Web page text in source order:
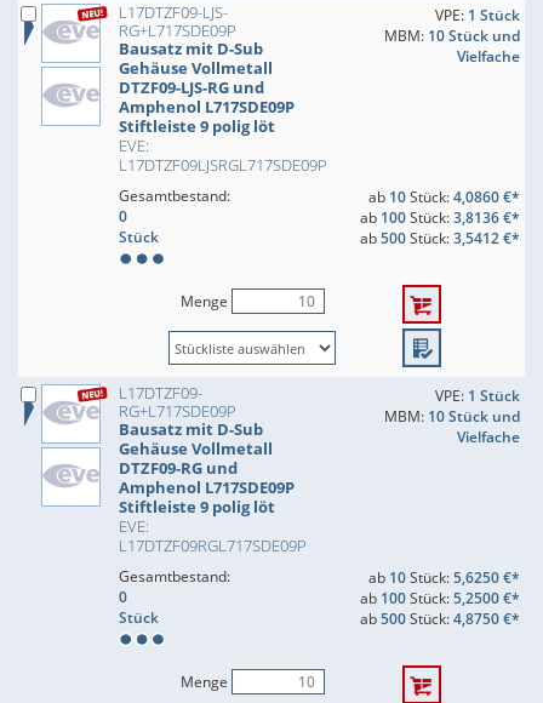
L17DTZF09-LJS-
RG+L717SDE09P
Bausatz mit D-Sub
Gehäuse Vollmetall
DTZF09-LJS-RG und
Amphenol L717SDE09P
Stiftleiste 9 polig löt
EVE:
L17DTZF09LJSRGL717SDE09P
VPE: 1 Stück
MBM: 10 Stück und
Vielfache
Gesamtbestand:
0
Stück
ab 10Stück:4,0860 €*
ab 100Stück:3,8136 €*
ab500Stück:3,5412 €*
Menge
L17DTZF09-
RG+L717SDE09P
Bausatz mit D-Sub
Gehäuse Vollmetall
DTZF09-RG und
Amphenol L717SDE09P
Stiftleiste 9 polig löt
EVE:
L17DTZF09RGL717SDE09P
VPE: 1 Stück
MBM: 10 Stück und
Vielfache
Gesamtbestand:
0
Stück
ab 10Stück:5,6250 €*
ab 100Stück:5,2500 €*
ab500Stück:4,8750 €*
Menge